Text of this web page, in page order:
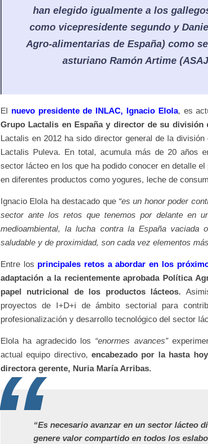
han elegido igualmente a los
como vicepresidente segundo y
Agro-alimentarias de España) como
asturiano Ramón Artime
El nuevo presidente de INLAC, Ignacio Elola, es
Grupo Lactalis en España y director de su división
Lactalis en 2012 ha sido director general de la
Lactalis Puleva. En total, acumula más de 20 años
sector lácteo en los que ha podido conocer en detalle
en diferentes productos como yogures, leche de
Ignacio Elola ha destacado que “es un honor poder
sector ante los retos que tenemos por delante en
medioambiental, la lucha contra la España vaciada
saludable y de proximidad, son cada vez elementos
Entre los principales retos a abordar en los
adaptación a la recientemente aprobada Política
papel nutricional de los productos lácteos.
proyectos de I+D+i de ámbito sectorial para
profesionalización y desarrollo tecnológico del sector
Elola ha agradecido los “enormes avances”
actual equipo directivo,encabezado por la hasta
directora gerente, Nuria María Arribas.
“Es necesario avanzar en un sector lácteo
genere valor compartido en todos los